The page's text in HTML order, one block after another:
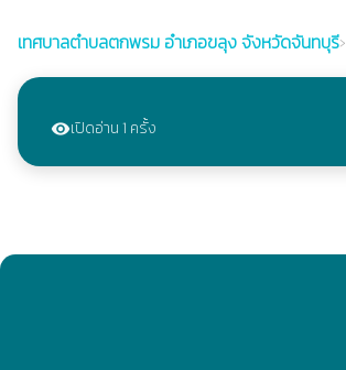
เทศบาลตำบลตกพรม อำเภอขลุง จังหวัดจันทบุรี›
visibilityเปิดอ่าน 1 ครั้ง